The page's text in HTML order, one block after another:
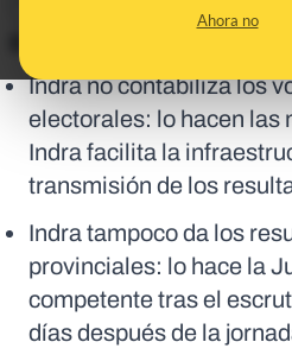
Ahora no
Indra no contabiliza los
electorales: lo hacen las
Indra facilita la
transmisión de los
Indra tampoco da los
provinciales: lo hace la
competente tras el
días después de la